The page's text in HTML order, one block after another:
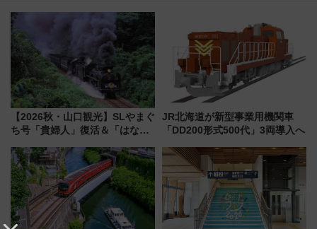
【2026秋・山口観光】SLやまぐ
ち号「貴婦人」復活＆「はなあ
注目観光列車まとめ きっぷの取
り方は？
JR北海道が新型事業用機関車
「DD200形式500代」3両導入へ